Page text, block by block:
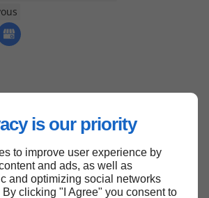
is our priority
to improve user experience by
and ads, as well as
and optimizing social networks
clicking "I Agree" you consent to